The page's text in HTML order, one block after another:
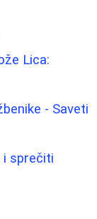
Lica:
- Saveti
i sprečiti